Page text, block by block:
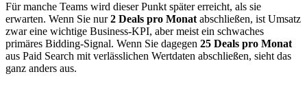
Für manche Teams wird dieser Punkt später erreicht, als sie
erwarten. Wenn Sie nur2 Deals pro Monat abschließen, ist Umsatz
zwar eine wichtige Business-KPI, aber meist ein schwaches
primäres Bidding-Signal. Wenn Sie dagegen 25 Deals pro Monat
aus Paid Search mit verlässlichen Wertdaten abschließen, sieht das
ganz anders aus.